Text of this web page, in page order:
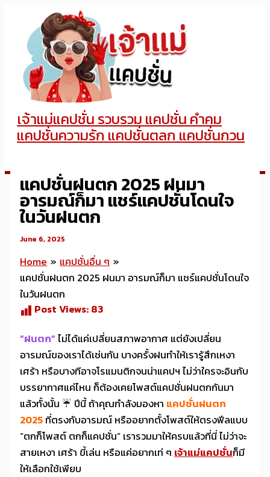
content
เจ้าแม่แคปชั่น รวบรวม แคปชั่น คำคม
แคปชั่นความรัก แคปชั่นตลก แคปชั่นกวน
แคปชั่นฝนตก 2025 ฝนมา
อารมณ์ก็มา แชร์แคปชั่นโดนใจ
ในวันฝนตก
June 6, 2025
Home
แคปชั่นอื่น ๆ
แคปชั่นฝนตก 2025 ฝนมา อารมณ์ก็มา แชร์แคปชั่นโดนใจ
ในวันฝนตก
Post Views: 83
“ฝนตก” ไม่ได้แค่เปลี่ยนสภาพอากาศ แต่ยังเปลี่ยน
อารมณ์ของเราได้เช่นกัน บางครั้งฝนทำให้เรารู้สึกเหงา
เศร้า หรือบางทีอาจโรแมนติกจนน่าแคปฯ ไม่ว่าใครจะอินกับ
บรรยากาศแค่ไหน ก็ต้องเคยโพสต์แคปชั่นฝนตกกันมา
แล้วทั้งนั้น ☔ ปีนี้ ถ้าคุณกำลังมองหา แคปชั่นฝนตก
2025 ที่ตรงกับอารมณ์ หรืออยากตั้งโพสต์ให้ตรงฟีลแบบ
“ตกก็โพสต์ ตกก็แคปชั่น” เรารวมมาให้ครบแล้วที่นี่ ไม่ว่าจะ
สายเหงา เศร้า ขี้เล่น หรือแค่อยากเท่ ๆ เจ้าแม่แคปชั่นก็มี
ให้เลือกใช้เพียบ